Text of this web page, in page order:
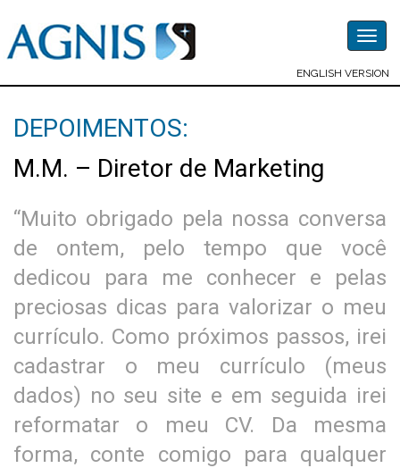
ENGLISH VERSION
DEPOIMENTOS:
M.M. – Diretor de Marketing
“Muito obrigado pela nossa conversa
de ontem, pelo tempo que você
dedicou para me conhecer e pelas
preciosas dicas para valorizar o meu
currículo. Como próximos passos, irei
cadastrar o meu currículo (meus
dados) no seu site e em seguida irei
reformatar o meu CV. Da mesma
forma, conte comigo para qualquer